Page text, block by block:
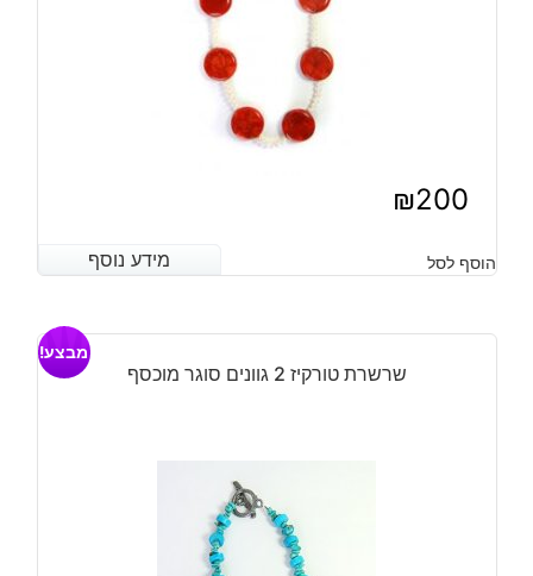
₪200
מידע נוסף הוסף לסל מידע נוסף
שרשרת טורקיז 2 גוונים סוגר מוכסף
מבצע!